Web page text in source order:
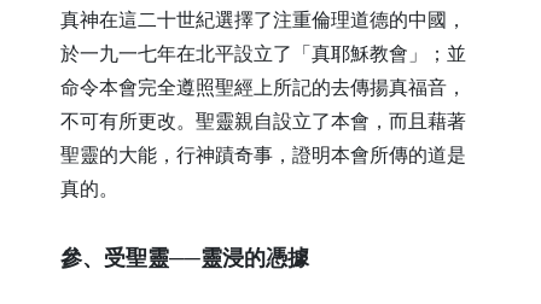
真神在這二十世紀選擇了注重倫理道德的中國，
於一九一七年在北平設立了「真耶穌教會」；並
命令本會完全遵照聖經上所記的去傳揚真福音，
不可有所更改。聖靈親自設立了本會，而且藉著
聖靈的大能，行神蹟奇事，證明本會所傳的道是
真的。
​參、受聖靈──靈浸的憑據